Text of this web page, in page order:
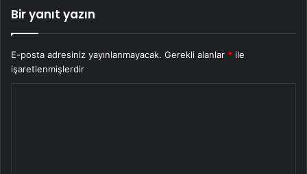
Bir yanıt yazın
E-posta adresiniz yayınlanmayacak. Gerekli alanlar * ile
işaretlenmişlerdir